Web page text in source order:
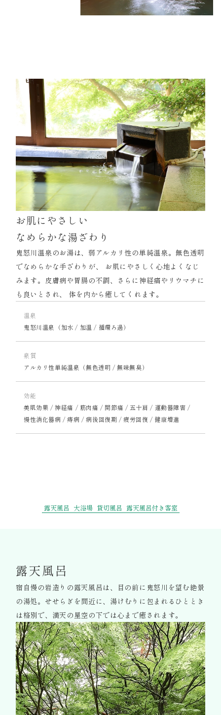
お肌にやさしい
なめらかな湯ざわり
鬼怒川温泉のお湯は、弱アルカリ性の単純温泉。無色透明
でなめらかな手ざわりが、 お肌にやさしく心地よくなじ
みます。皮膚病や胃腸の不調、さらに神経痛やリウマチに
も良いとされ、 体を内から癒してくれます。
温泉
鬼怒川温泉（加水 / 加温 / 循環ろ過）
泉質
アルカリ性単純温泉（無色透明 / 無味無臭）
効能
美肌効果 / 神経痛 / 筋肉痛 / 関節痛 / 五十肩 / 運動器障害 /
慢性消化器病 / 痔病 / 病後回復期 / 疲労回復 / 健康増進
露天風呂 大浴場 貸切風呂 露天風呂付き客室
露天風呂
宿自慢の岩造りの露天風呂は、目の前に鬼怒川を望む絶景
の湯処。 せせらぎを間近に、湯けむりに包まれるひととき
は格別で、満天の星空の下では心まで癒されます。